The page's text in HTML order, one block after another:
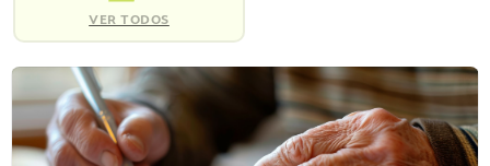
VER TODOS